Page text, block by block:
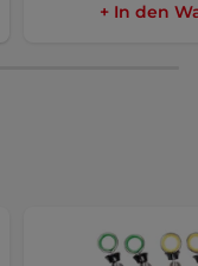
+ In den